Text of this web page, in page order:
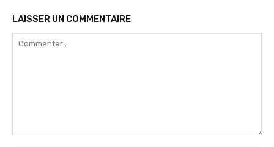
LAISSER UN COMMENTAIRE